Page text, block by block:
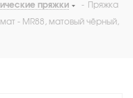
пряжки - Пряжка
- MR88, матовый чёрный,